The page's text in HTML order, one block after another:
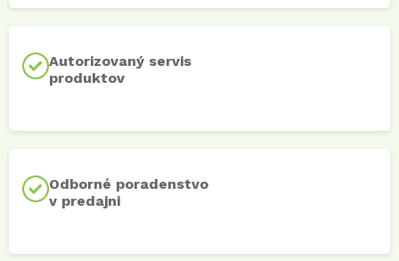
Autorizovaný servis
produktov
Odborné poradenstvo
v predajni